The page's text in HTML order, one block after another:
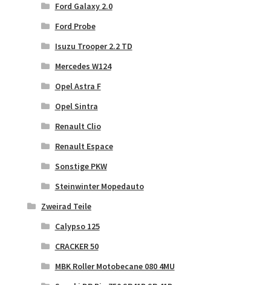
Ford Galaxy 2.0
Ford Probe
Isuzu Trooper 2.2 TD
Mercedes W124
Opel Astra F
Opel Sintra
Renault Clio
Renault Espace
Sonstige PKW
Steinwinter Mopedauto
Zweirad Teile
Calypso 125
CRACKER 50
MBK Roller Motobecane 080 4MU